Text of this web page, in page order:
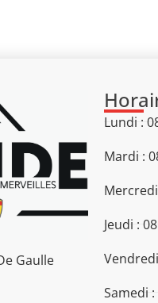
Gaulle
Lundi :
Mardi :
Jeudi :
Samedi